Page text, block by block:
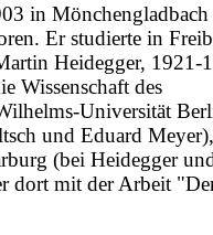
in Mönchengladbach
Er studierte in
Heidegger, 1921-
Wissenschaft des
Universität
und Eduard
(bei Heidegger
dort mit der Arbeit